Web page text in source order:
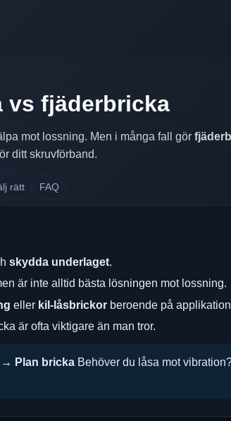
vs fjäderbricka
mot lossning. Men i många fall gör
ditt skruvförband.
rätt FAQ
skydda underlaget.
är inte alltid bästa lösningen mot lossning.
eller kil-låsbrickor beroende på
är ofta viktigare än man tror.
→ Plan bricka Behöver du låsa mot